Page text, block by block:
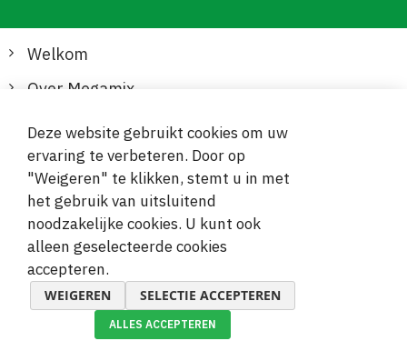
Welkom
Over Megamix
Informatie
Klantenservice
Veilige en gemakkelijke betalingen
Deze website gebruikt cookies om uw
ervaring te verbeteren. Door op
"Weigeren" te klikken, stemt u in met
het gebruik van uitsluitend
noodzakelijke cookies. U kunt ook
alleen geselecteerde cookies
accepteren.
WEIGEREN SELECTIE ACCEPTEREN
ALLES ACCEPTEREN